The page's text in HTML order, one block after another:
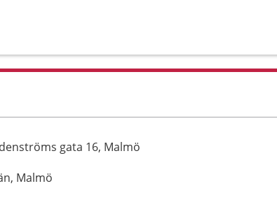
gata 16, Malmö
Malmö